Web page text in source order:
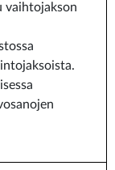
vaihtojakson